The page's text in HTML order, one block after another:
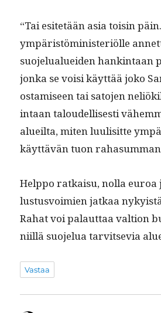
“Tai esitetään asia toisin
ympäristömin­is­ter­iölle
suo­jelu­aluei­den han­k­in­taan
jon­ka se voisi käyt­tää joko
ostamiseen tai sato­jen
in­taan taloudel­lis­es­ti
alueil­ta, miten luulisitte
käyt­tävän tuon
Help­po ratkaisu, nol­la
lus­tusvoimien jatkaa
Rahat voi palaut­taa val­tion
niil­lä suo­jelua tarvit­se­via
Vastaa